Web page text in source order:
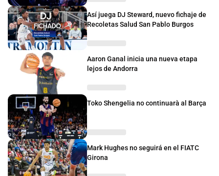
Así juega DJ Steward, nuevo fichaje de
Recoletas Salud San Pablo Burgos
Aaron Ganal inicia una nueva etapa
lejos de Andorra
Toko Shengelia no continuarà al Barça
Mark Hughes no seguirá en el FIATC
Girona